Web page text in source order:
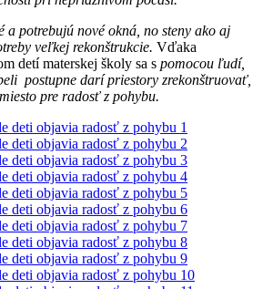
a potrebujú nové okná, no steny ako aj
veľkej rekonštrukcie. Vďaka
detí materskej školy sa s pomocou ľudí,
postupne darí priestory zrekonštruovať,
pre radosť z pohybu.